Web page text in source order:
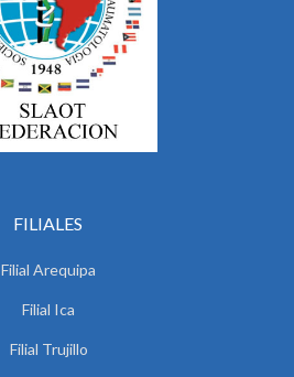
FILIALES
Filial Arequipa
Filial Ica
Filial Trujillo